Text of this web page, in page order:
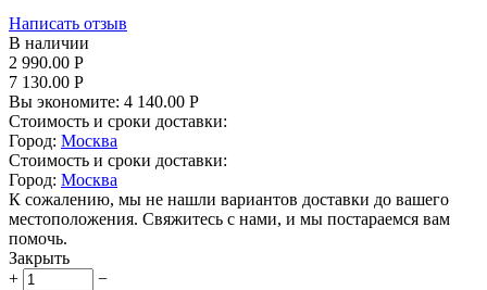
Написать отзыв
В наличии
2 990.00 Р
7 130.00 Р
Вы экономите: 4 140.00 Р
Стоимость и сроки доставки:
Город: Москва
Стоимость и сроки доставки:
Город: Москва
К сожалению, мы не нашли вариантов доставки до вашего
местоположения. Свяжитесь с нами, и мы постараемся вам
помочь.
Закрыть
+
−